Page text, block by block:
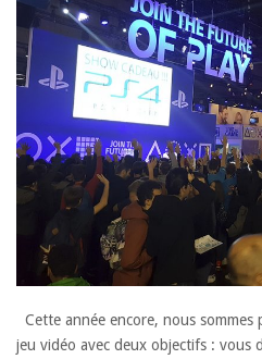
Cette année encore, nous sommes
jeu vidéo avec deux objectifs : vous